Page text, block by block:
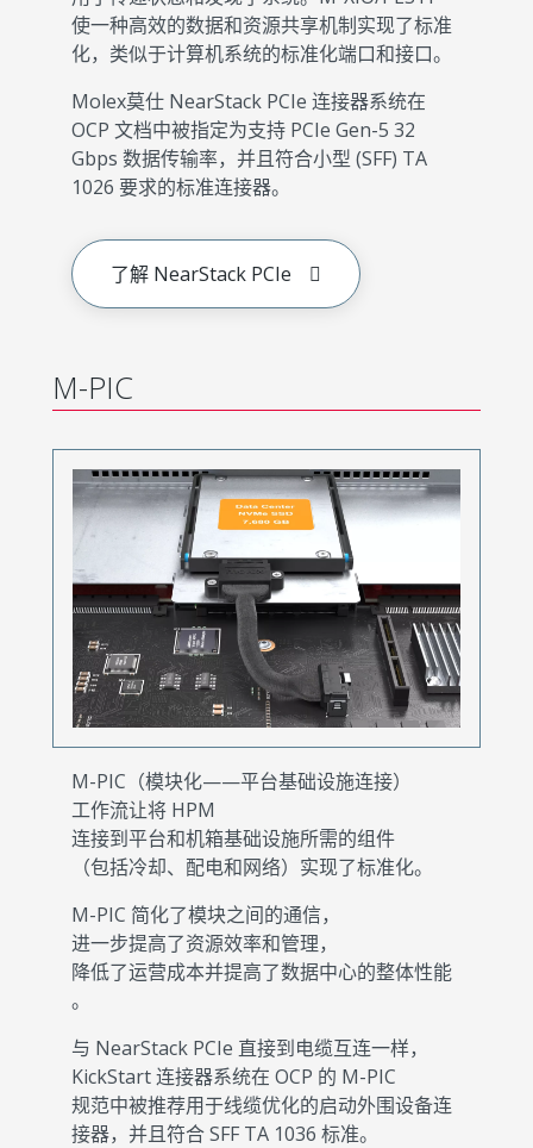
使一种高效的数据和资源共享机制实现了标准
化，类似于计算机系统的标准化端口和接口。
Molex莫仕 NearStack PCIe 连接器系统在
OCP 文档中被指定为支持 PCIe Gen-5 32
Gbps 数据传输率，并且符合小型 (SFF) TA
1026 要求的标准连接器。
了解 NearStack PCIe
M-PIC
M-PIC（模块化——平台基础设施连接）
工作流让将 HPM
连接到平台和机箱基础设施所需的组件
（包括冷却、配电和网络）实现了标准化。
M-PIC 简化了模块之间的通信，
进一步提高了资源效率和管理，
降低了运营成本并提高了数据中心的整体性能
。
与 NearStack PCIe 直接到电缆互连一样，
KickStart 连接器系统在 OCP 的 M-PIC
规范中被推荐用于线缆优化的启动外围设备连
接器，并且符合 SFF TA 1036 标准。